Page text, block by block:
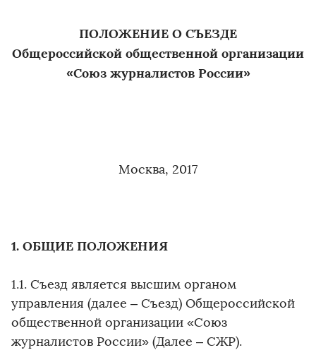
ПОЛОЖЕНИЕ О СЪЕЗДЕ
Общероссийской общественной организации
«Союз журналистов России»
Москва, 2017
1. ОБЩИЕ ПОЛОЖЕНИЯ
1.1. Съезд является высшим органом
управления (далее – Съезд) Общероссийской
общественной организации «Союз
журналистов России» (Далее – СЖР).